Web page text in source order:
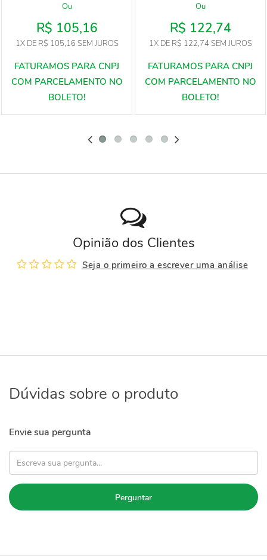
Ou
R$ 105,16
1XDE R$ 105,16 SEM JUROS
Ou
R$ 122,74
1XDE R$ 122,74 SEM JUROS
Opinião dos Clientes
Seja o primeiro a escrever uma análise
Dúvidas sobre o produto
Envie sua pergunta
Perguntar